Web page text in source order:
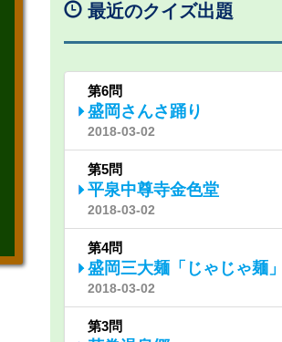
最近のクイズ出題
第6問
盛岡さんさ踊り
2018-03-02
第5問
平泉中尊寺金色堂
2018-03-02
第4問
盛岡三大麺「じゃじゃ麺」
2018-03-02
第3問